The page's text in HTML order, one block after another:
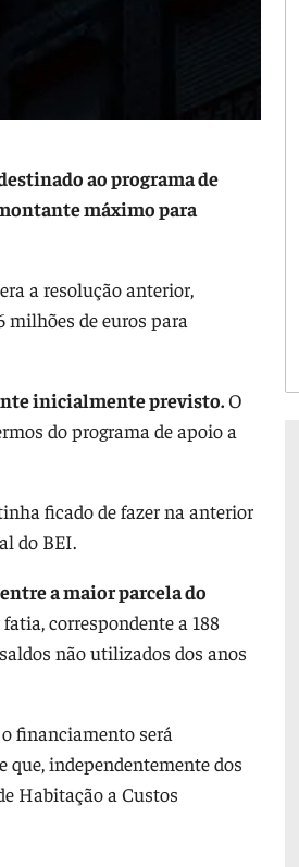
ao programa de
máximo para
a resolução anterior,
milhões de euros para
inicialmente previsto.O
do programa de apoio a
ficado de fazer na anterior
do BEI.
a maior parcela do
correspondente a 188
não utilizados dos anos
financiamento será
que, independentemente dos
Habitação a Custos